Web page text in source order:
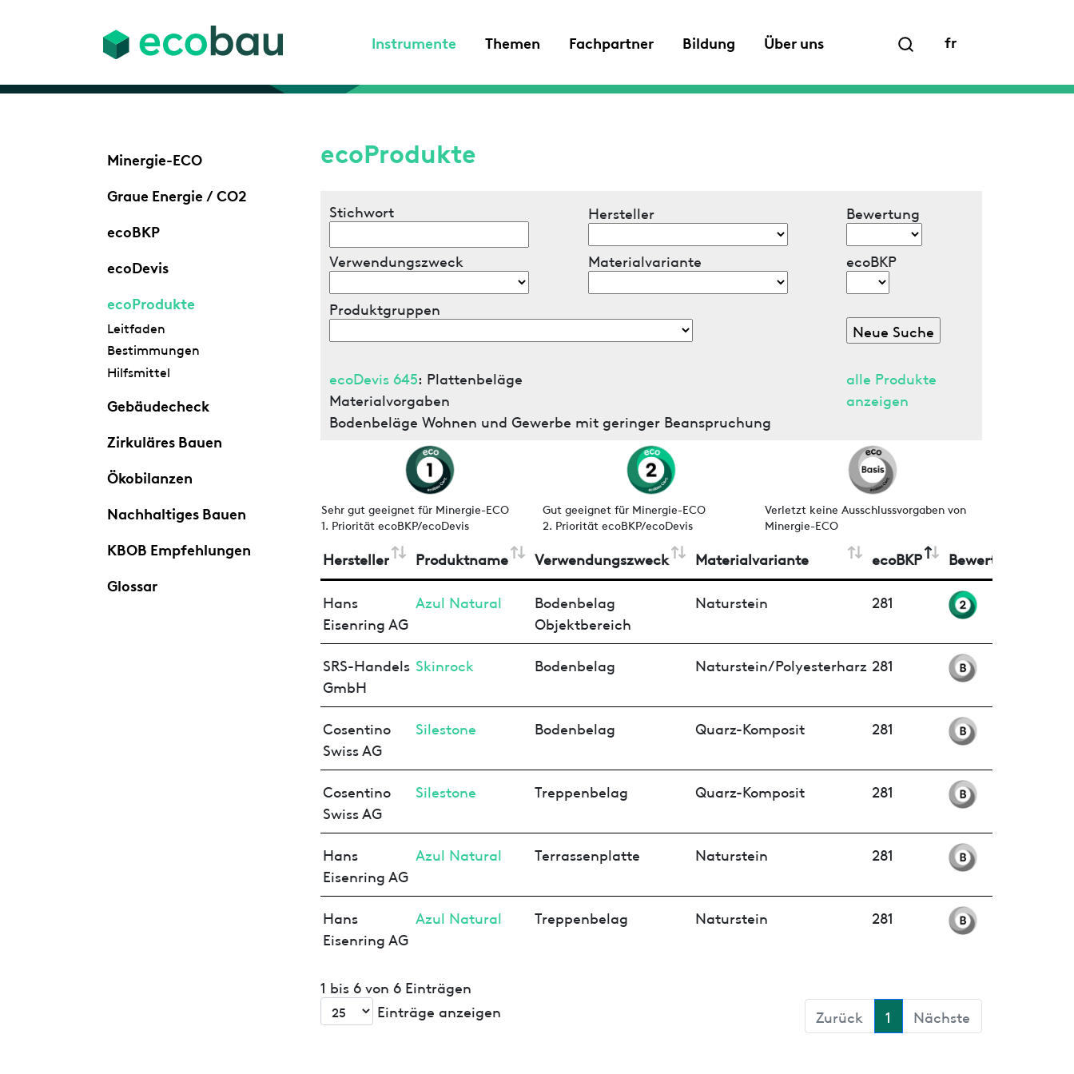
Instrumente Themen Fachpartner Bildung Über uns fr
Minergie-ECO
Graue Energie / CO2
ecoBKP
ecoDevis
ecoProdukte
Leitfaden
Bestimmungen
Hilfsmittel
Gebäudecheck
Zirkuläres Bauen
Ökobilanzen
Nachhaltiges Bauen
KBOB Empfehlungen
Glossar
ecoProdukte
Stichwort Hersteller Bewertung
Verwendungszweck Materialvariante ecoBKP
Produktgruppen
ecoDevis 645: Plattenbeläge
Materialvorgaben
Bodenbeläge Wohnen und Gewerbe mit geringer Beanspruchung
alle Produkte
anzeigen
Sehr gut geeignet für Minergie-ECO
1. Priorität ecoBKP/ecoDevis
Gut geeignet für Minergie-ECO
2. Priorität ecoBKP/ecoDevis
Verletzt keine Ausschlussvorgaben von
Minergie-ECO
Hersteller Produktname Verwendungszweck Materialvariante ecoBKP Bewertung
Hans
Eisenring AG
Azul Natural
Bodenbelag
Objektbereich
Naturstein 281
SRS-Handels
GmbH
Skinrock Bodenbelag Naturstein/Polyesterharz 281
Cosentino
Swiss AG
Silestone Bodenbelag Quarz-Komposit 281
Cosentino
Swiss AG
Silestone Treppenbelag Quarz-Komposit 281
Hans
Eisenring AG
Azul Natural Terrassenplatte Naturstein 281
Hans
Eisenring AG
Azul Natural Treppenbelag Naturstein 281
1 bis 6 von 6 Einträgen
Einträge anzeigen
Zurück 1 Nächste